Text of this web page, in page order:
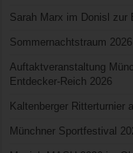
Sarah Marx im Donisl zur
Sommernachtstraum
Auftaktveranstaltung
Entdecker-Reich 2026
Kaltenberger Ritterturnier
Münchner Sportfestival